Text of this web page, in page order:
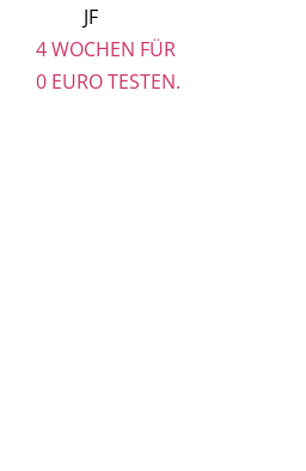
JF
4 WOCHEN FÜR
0 EURO TESTEN.